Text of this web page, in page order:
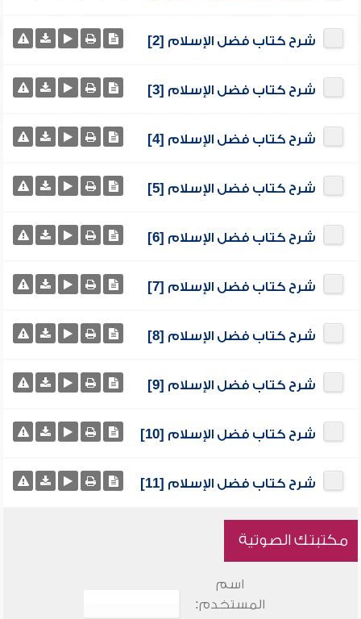
شرح كتاب فضل الإسلام [2]
شرح كتاب فضل الإسلام [3]
شرح كتاب فضل الإسلام [4]
شرح كتاب فضل الإسلام [5]
شرح كتاب فضل الإسلام [6]
شرح كتاب فضل الإسلام [7]
شرح كتاب فضل الإسلام [8]
شرح كتاب فضل الإسلام [9]
شرح كتاب فضل الإسلام [10]
شرح كتاب فضل الإسلام [11]
مكتبتك الصوتية
اسم
المستخدم: